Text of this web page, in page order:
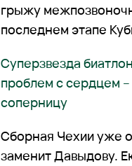
грыжу
последнем этапе
Суперзвезда
проблем с сердцем
соперницу
Сборная Чехии уже
заменит Давыдову.